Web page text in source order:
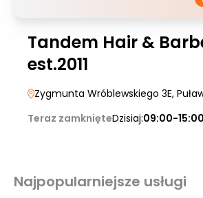
Tandem Hair &
est.2011
Zygmunta Wróblewskiego 3E,
Teraz zamknięteDzisiaj:09:00-15:00
Najpopularniejsze usługi